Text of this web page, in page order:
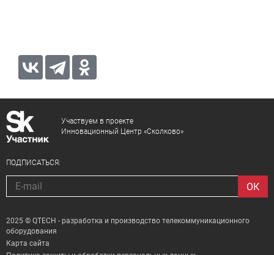
Участвуем в проекте
Инновационный Центр «Сколково»
ПОДПИСАТЬСЯ:
2025 © QTECH - разработка и производство телекоммуникационного
оборудования
Карта сайта